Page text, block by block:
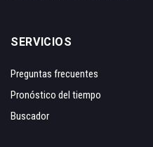
SERVICIOS
Preguntas frecuentes
Pronóstico del tiempo
Buscador